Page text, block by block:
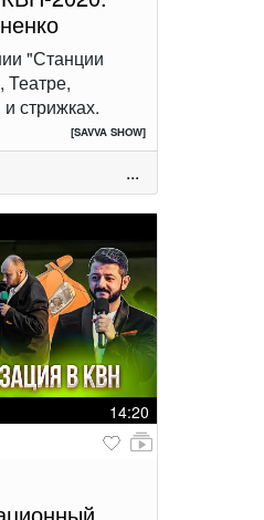
"Станции
Театре,
стрижках.
[SAVVA SHOW]
...
14:20